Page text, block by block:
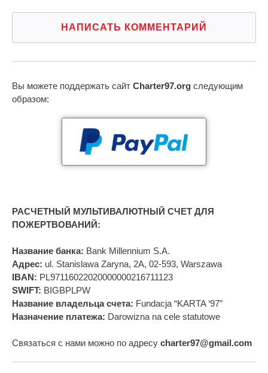
НАПИСАТЬ КОММЕНТАРИЙ
Вы можете поддержать сайт Charter97.org следующим
образом:
РАСЧЕТНЫЙ МУЛЬТИВАЛЮТНЫЙ СЧЕТ ДЛЯ
ПОЖЕРТВОВАНИЙ:
Название банка: Bank Millennium S.A.
Адрес: ul. Stanislawa Zaryna, 2A, 02-593, Warszawa
IBAN: PL97116022020000000216711123
SWIFT: BIGBPLPW
Название владельца счета: Fundacja “KARTA ‘97”
Назначение платежа: Darowizna na cele statutowe
Связаться с нами можно по адресу charter97@gmail.com